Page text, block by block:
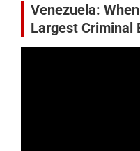
Venezuela:
Largest Criminal